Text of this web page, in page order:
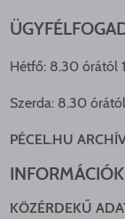
Hétfő: 8.30 órától
Szerda: 8.30
PÉCEL.HU
INFORMÁCIÓK
KÖZÉRDEKŰ